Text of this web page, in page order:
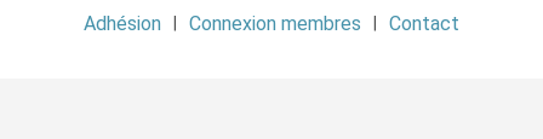
Adhésion Connexion membres Contact